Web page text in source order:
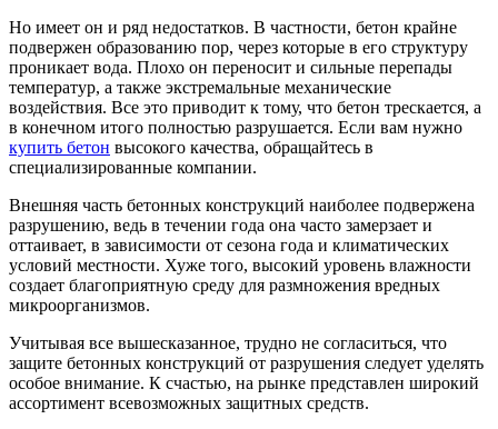
Но имеет он и ряд недостатков. В частности, бетон крайне
подвержен образованию пор, через которые в его структуру
проникает вода. Плохо он переносит и сильные перепады
температур, а также экстремальные механические
воздействия. Все это приводит к тому, что бетон трескается, а
в конечном итого полностью разрушается. Если вам нужно
купить бетон высокого качества, обращайтесь в
специализированные компании.
Внешняя часть бетонных конструкций наиболее подвержена
разрушению, ведь в течении года она часто замерзает и
оттаивает, в зависимости от сезона года и климатических
условий местности. Хуже того, высокий уровень влажности
создает благоприятную среду для размножения вредных
микроорганизмов.
Учитывая все вышесказанное, трудно не согласиться, что
защите бетонных конструкций от разрушения следует уделять
особое внимание. К счастью, на рынке представлен широкий
ассортимент всевозможных защитных средств.